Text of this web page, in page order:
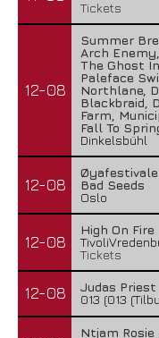
Tickets
12-08
Summer
Arch
The Ghost
Paleface
Northlane,
Blackbraid,
Farm,
Fall To
Dinkelsbühl
12-08
Bad Seeds
Oslo
12-08
High On Fire
Tickets
12-08
Judas Priest
013 (013
Ntjam Rosie